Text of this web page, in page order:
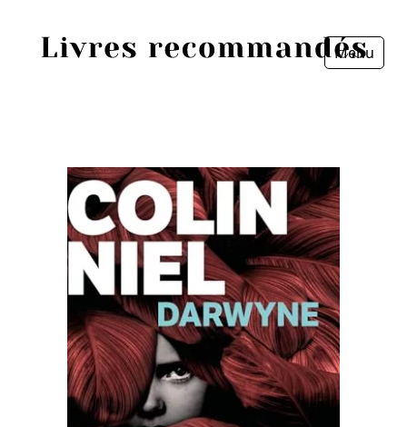
Menu
Sources
Personnes
Livres
Livres les plus recommandés
Prix littéraires
Fermer